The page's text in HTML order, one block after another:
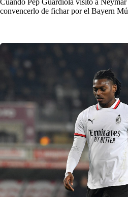
Cuando Pep Guardiola visitó a Neymar
convencerlo de fichar por el Bayern